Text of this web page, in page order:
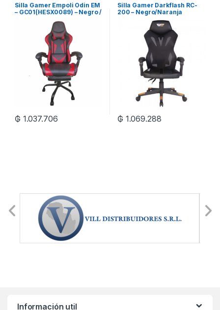
Silla Gamer Empoli Odin EM
– GC01(HESX0089) – Negro /
₲ 1.037.706
Silla Gamer Darkflash RC-
200 – Negro/Naranja
₲ 1.069.288
Información util